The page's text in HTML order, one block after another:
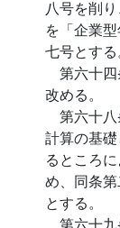
八号を削
を「企業
七号とする
第六十
改める。
第六十
計算の基
るところ
め、同条
とする。